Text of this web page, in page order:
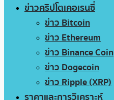
ข่าวคริปโตเคอเรนซี่
ข่าว Bitcoin
ข่าว Ethereum
ข่าว Binance Coin
ข่าว Dogecoin
ข่าว Ripple (XRP)